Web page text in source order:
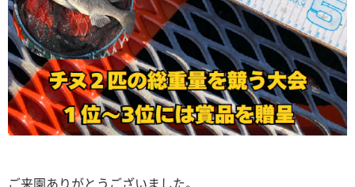
ご来園ありがとうございました。